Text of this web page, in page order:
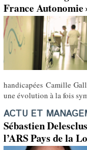
France Autonomie
handicapées Camille
une évolution à la fois
ACTU ET
Sébastien
l’ARS Pays de la